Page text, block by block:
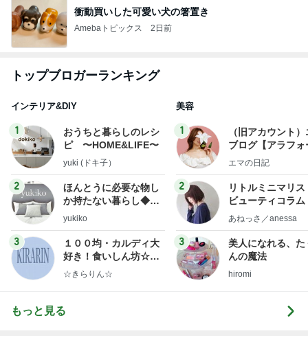
衝動買いした可愛い犬の箸置き
Amebaトピックス 2日前
トップブロガーランキング
インテリア&DIY
1
おうちと暮らしのレシ
ピ 〜HOME&LIFE〜
yuki (ドキ子）
2
ほんとうに必要な物し
か持たない暮らし◆Ke
ep Life Simple◆〜イ
yukiko
3
１００均・カルディ大
好き！食いしん坊☆き
らりん☆のブログ
☆きらりん☆
美容
1
（旧アカウント
ブログ【アラフォ
社売却セカンドラ
エマの日記
2
リトルミニマリス
ビューティコラ
little
あねっさ／anessa
3
美人になれる、た
んの魔法
hiromi
もっと見る